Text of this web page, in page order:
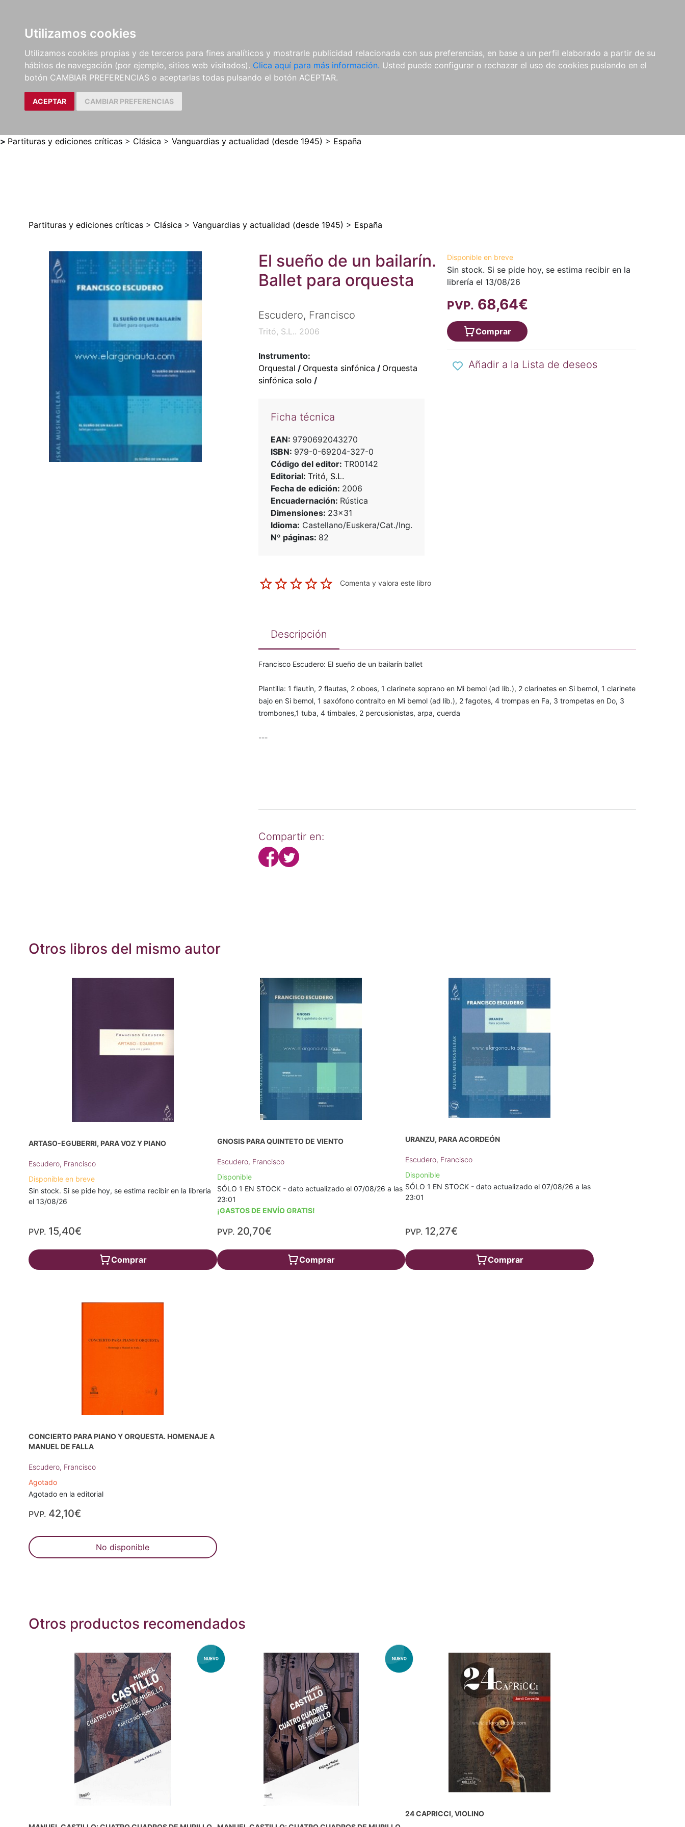
Utilizamos cookies
Utilizamos cookies propias y de terceros para fines analíticos y mostrarle publicidad relacionada con sus preferencias, en base a un perfil elaborado a partir de su
hábitos de navegación (por ejemplo, sitios web visitados). Clica aquí para más información. Usted puede configurar o rechazar el uso de cookies puslando en el
botón CAMBIAR PREFERENCIAS o aceptarlas todas pulsando el botón ACEPTAR.
ACEPTAR CAMBIAR PREFERENCIAS
LIBROS
MÉTODOS Y
EJERCICIOS
PARTITURAS Y EDICIONES
CRÍTICAS
REVISTAS
CDS Y
DVDS
MATERIAL
COMPLEMENTARIO
NOVEDADES NOTICIAS
COMPRAS
INSTITUCIONALES
> Partituras y ediciones críticas > Clásica > Vanguardias y actualidad (desde 1945) > España
Partituras y ediciones críticas > Clásica > Vanguardias y actualidad (desde 1945) > España
El sueño de un bailarín.
Ballet para orquesta
Escudero, Francisco
Tritó, S.L.. 2006
Instrumento:
Orquestal / Orquesta sinfónica / Orquesta
sinfónica solo /
Ficha técnica
EAN: 9790692043270
ISBN: 979-0-69204-327-0
Código del editor: TR00142
Editorial: Tritó, S.L.
Fecha de edición: 2006
Encuadernación: Rústica
Dimensiones: 23x31
Idioma: Castellano/Euskera/Cat./Ing.
Nº páginas: 82
Comenta y valora este libro
Disponible en breve
Sin stock. Si se pide hoy, se estima recibir en la
librería el 13/08/26
PVP. 68,64€
Comprar
Añadir a la Lista de deseos
Descripción
Francisco Escudero: El sueño de un bailarín ballet
Plantilla: 1 flautín, 2 flautas, 2 oboes, 1 clarinete soprano en Mi bemol (ad lib.), 2 clarinetes en Si bemol, 1 clarinete
bajo en Si bemol, 1 saxófono contralto en Mi bemol (ad lib.), 2 fagotes, 4 trompas en Fa, 3 trompetas en Do, 3
trombones,1 tuba, 4 timbales, 2 percusionistas, arpa, cuerda
---
Compartir en:
Otros libros del mismo autor
ARTASO-EGUBERRI, PARA VOZ Y PIANO
Escudero, Francisco
Disponible en breve
Sin stock. Si se pide hoy, se estima recibir en la librería
el 13/08/26
PVP. 15,40€
Comprar
GNOSIS PARA QUINTETO DE VIENTO
Escudero, Francisco
Disponible
SÓLO 1 EN STOCK - dato actualizado el 07/08/26 a las
23:01
¡GASTOS DE ENVÍO GRATIS!
PVP. 20,70€
Comprar
URANZU, PARA ACORDEÓN
Escudero, Francisco
Disponible
SÓLO 1 EN STOCK - dato actualizado el 07/08/26 a las
23:01
PVP. 12,27€
Comprar
CONCIERTO PARA PIANO Y ORQUESTA. HOMENAJE A
MANUEL DE FALLA
Escudero, Francisco
Agotado
Agotado en la editorial
PVP. 42,10€
No disponible
Otros productos recomendados
24 CAPRICCI, VIOLINO